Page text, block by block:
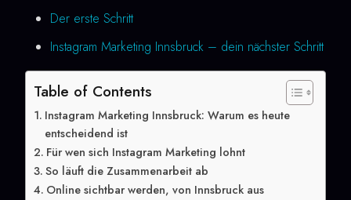
Der erste Schritt
Instagram Marketing Innsbruck – dein nächster Schritt
Table of Contents
Instagram Marketing Innsbruck: Warum es heute
entscheidend ist
Für wen sich Instagram Marketing lohnt
So läuft die Zusammenarbeit ab
Online sichtbar werden, von Innsbruck aus